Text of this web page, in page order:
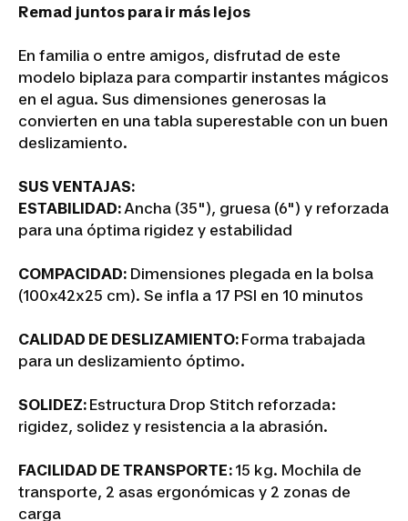
Remad juntos para ir más lejos
En familia o entre amigos, disfrutad de este
modelo biplaza para compartir instantes mágicos
en el agua. Sus dimensiones generosas la
convierten en una tabla superestable con un buen
deslizamiento.
SUS VENTAJAS:
ESTABILIDAD:Ancha (35"), gruesa (6") y reforzada
para una óptima rigidez y estabilidad
COMPACIDAD: Dimensiones plegada en la bolsa
(100x42x25 cm). Se infla a 17 PSI en 10 minutos
CALIDAD DE DESLIZAMIENTO: Forma trabajada
para un deslizamiento óptimo.
SOLIDEZ: Estructura Drop Stitch reforzada:
rigidez, solidez y resistencia a la abrasión.
FACILIDAD DE TRANSPORTE: 15 kg. Mochila de
transporte, 2 asas ergonómicas y 2 zonas de
carga